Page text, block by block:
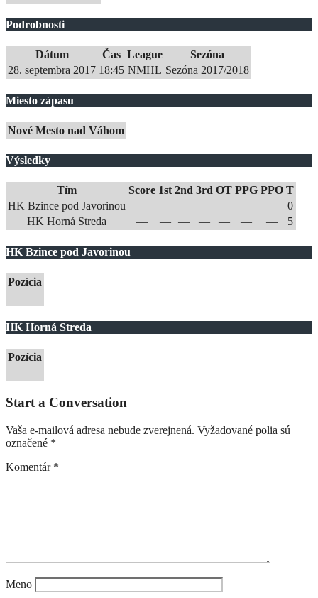
Podrobnosti
Dátum Čas League
Sezóna
28. septembra 2017 18:45 NMHL Sezóna 2017/2018
Miesto zápasu
Nové Mesto nad Váhom
Výsledky
Tím Score 1st 2nd 3rd OT PPG PPO T
HK Bzince pod Javorinou
— — — — — — —
0
HK Horná Streda
— — — — — — — 5
HK Bzince pod Javorinou
Pozícia
HK Horná Streda
Pozícia
Start a Conversation
Vaša e-mailová adresa nebude zverejnená. Vyžadované polia sú
označené *
Komentár *
Meno